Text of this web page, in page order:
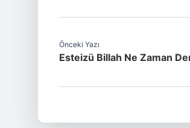
Önceki Yazı
Esteizü Billah Ne Zaman